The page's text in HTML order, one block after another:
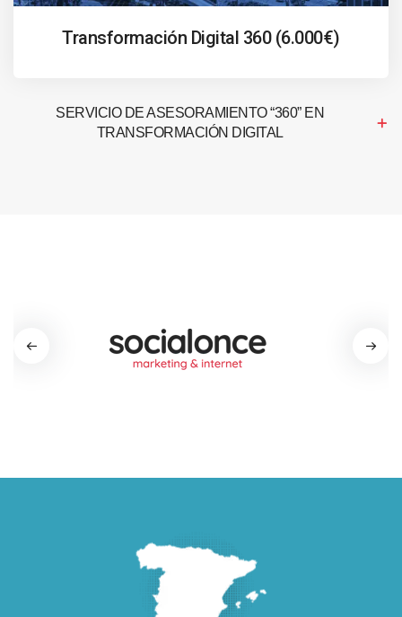
Transformación Digital 360 (6.000€)
SERVICIO DE ASESORAMIENTO “360” EN
TRANSFORMACIÓN DIGITAL